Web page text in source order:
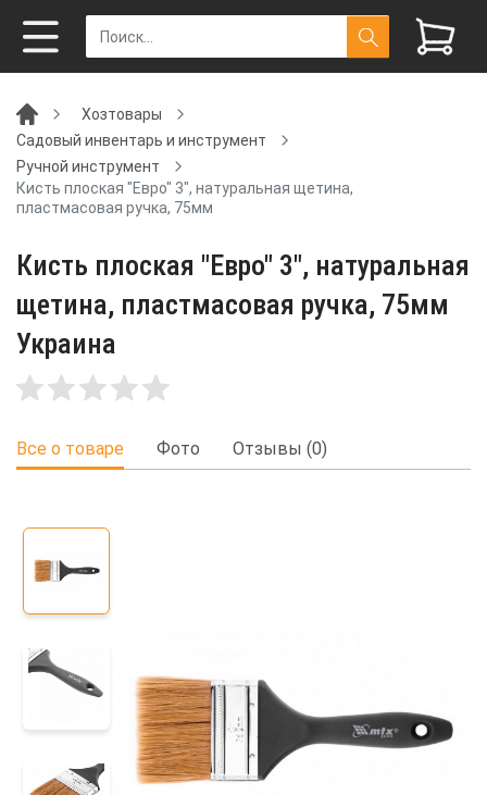
Хозтовары
Садовый инвентарь и инструмент
Ручной инструмент
Кисть плоская "Евро" 3", натуральная щетина,
пластмасовая ручка, 75мм
Кисть плоская "Евро" 3", натуральная
щетина, пластмасовая ручка, 75мм
Украина
Все о товаре Фото Отзывы (0)